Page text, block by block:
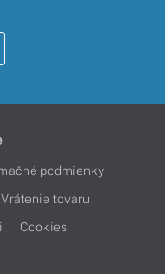
podmienky
Vrátenie tovaru
Cookies